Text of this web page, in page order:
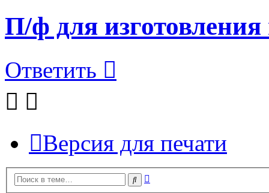
П/ф для
Ответить
Версия для печати
Поиск